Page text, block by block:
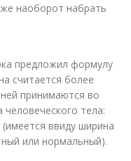
наоборот набрать
предложил формулу
считается более
принимаются во
тела:
ввиду ширина
или нормальный).